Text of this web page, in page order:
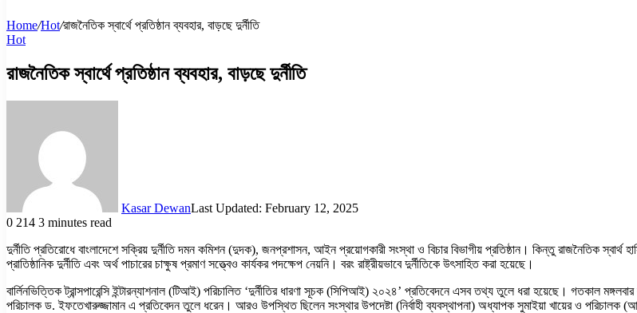
Home/Hot/রাজনৈতিক স্বার্থে প্রতিষ্ঠান ব্যবহার, বাড়ছে দুর্নীতি
Hot
রাজনৈতিক স্বার্থে প্রতিষ্ঠান ব্যবহার, বাড়ছে দুর্নীতি
Kasar DewanLast Updated: February 12, 2025
0 214 3 minutes read
দুর্নীতি প্রতিরোধে বাংলাদেশে সক্রিয় দুর্নীতি দমন কমিশন (দুদক), জনপ্রশাসন, আইন প্রয়োগকারী সংস্থা ও বিচার বিভাগীয় প্রতিষ্ঠান। কিন্তু রাজনৈতিক স্বার্থ
প্রাতিষ্ঠানিক দুর্নীতি এবং অর্থ পাচারের চাক্ষুষ প্রমাণ সত্ত্বেও কার্যকর পদক্ষেপ নেয়নি। বরং রাষ্ট্রীয়ভাবে দুর্নীতিকে উৎসাহিত করা হয়েছে।
বার্লিনভিত্তিক ট্রান্সপারেন্সি ইন্টারন্যাশনাল (টিআই) পরিচালিত ‘দুর্নীতির ধারণা সূচক (সিপিআই) ২০২৪’ প্রতিবেদনে এসব তথ্য তুলে ধরা হয়েছে। গতকাল মঙ্গলবার
পরিচালক ড. ইফতেখারুজ্জামান এ প্রতিবেদন তুলে ধরেন। আরও উপস্থিত ছিলেন সংস্থার উপদেষ্টা (নির্বাহী ব্যবস্থাপনা) অধ্যাপক সুমাইয়া খায়ের ও পরিচালক